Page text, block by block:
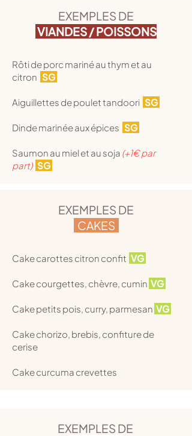
EXEMPLES DE
VIANDES / POISSONS
Rôti de porc mariné au thym et au
citron SG
Aiguillettes de poulet tandoori SG
Dinde marinée aux épices SG
Saumon au miel et au soja (+1€ par
part) SG
EXEMPLES DE
CAKES
Cake carottes citron confit VG
Cake courgettes, chèvre, cumin VG
Cake petits pois, curry, parmesan VG
Cake chorizo, brebis, confiture de
cerise
Cake curcuma crevettes
EXEMPLES DE